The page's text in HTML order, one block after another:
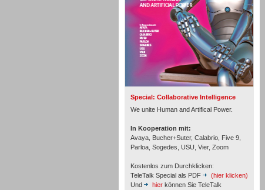
Special: Collaborative Intelligence
We unite Human and Artifical Power.
In Kooperation mit:
Avaya, Bucher+Suter, Calabrio, Five 9,
Parloa, Sogedes, USU, Vier, Zoom
Kostenlos zum Durchklicken:
TeleTalk Special als PDF
(hier klicken)
Und
hier können Sie TeleTalk
Inbound